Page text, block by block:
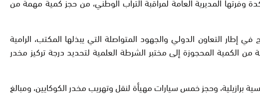
إطار التعاون الدولي والجهود المتواصلة التي يبذلها المكتب، الرامية
الكمية المحجوزة إلى مختبر الشرطة العلمية لتحديد درجة تركيز مخدر
وحجز خمس سيارات مهيأة لنقل وتهريب مخدر الكوكايين، ومبالغ